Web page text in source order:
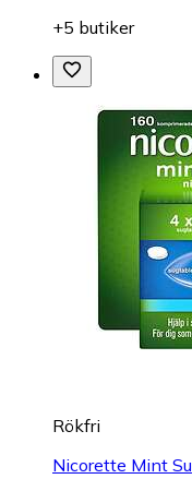
+5 butiker
Rökfri
Nicorette Mint